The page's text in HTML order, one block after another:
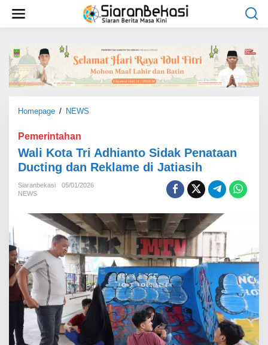
w
Homepage / NEWS
K
o
r
i
A
d
h
i
a
n
t
Pemerintahan
Wali Kota Tri Adhianto Sidak Penataan
Ducting dan Reklame di Jatiasih
Siaranbekasi
05/01/2026
NEWS